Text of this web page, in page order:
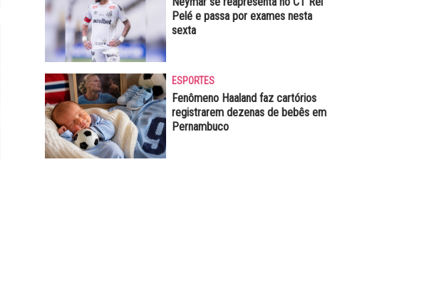
Pelé e passa por exames nesta
sexta
ESPORTES
Fenômeno Haaland faz cartórios
registrarem dezenas de bebês em
Pernambuco